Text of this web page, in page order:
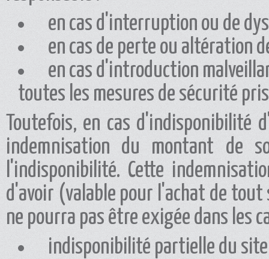
en cas d'interruption ou de
en cas de perte ou altération
en cas d'introduction
toutes les mesures de sécurité
Toutefois, en cas
indemnisation du montant de
l'indisponibilité. Cette
d'avoir (valable pour l'achat de
ne pourra pas être exigée dans les
indisponibilité partielle du site